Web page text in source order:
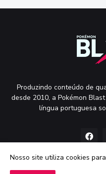
Produzindo conteúdo de
desde 2010, a Pokémon
língua portuguesa
Nosso site utiliza cookies